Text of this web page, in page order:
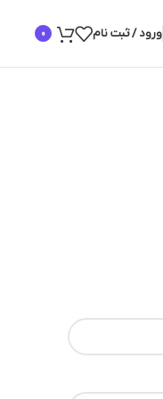
ورود / ثبت نام 0